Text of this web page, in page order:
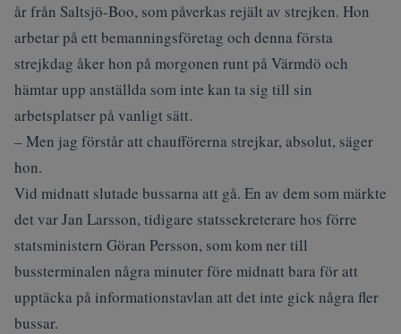
år från Saltsjö-Boo, som påverkas rejält av strejken. Hon
arbetar på ett bemanningsföretag och denna första
strejkdag åker hon på morgonen runt på Värmdö och
hämtar upp anställda som inte kan ta sig till sin
arbetsplatser på vanligt sätt.
– Men jag förstår att chaufförerna strejkar, absolut, säger
hon.
Vid midnatt slutade bussarna att gå. En av dem som märkte
det var Jan Larsson, tidigare statssekreterare hos förre
statsministern Göran Persson, som kom ner till
bussterminalen några minuter före midnatt bara för att
upptäcka på informationstavlan att det inte gick några fler
bussar.